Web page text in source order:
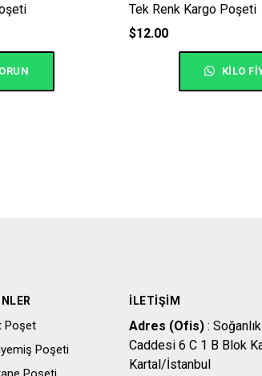
Tek Renk Kargo Poşeti
$12.00
KILO
Poşet
Poşeti
İLETIŞIM
Adres (Ofis) :
Caddesi 6 C 1 B Blok
Kartal/İstanbul